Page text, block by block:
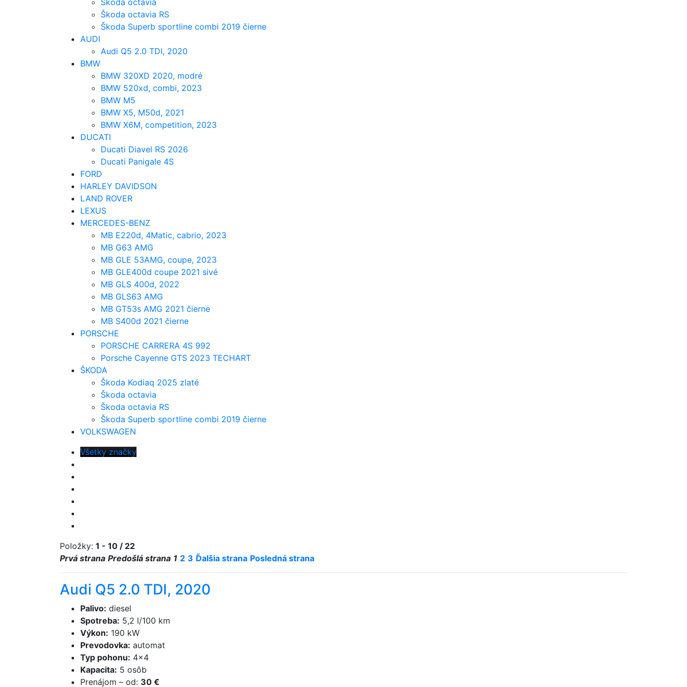
Všetky značky
Položky: 1 - 10 / 22
Prvá strana Predošlá strana 1 2 3 Ďalšia strana Posledná strana
Audi Q5 2.0 TDI, 2020
Palivo: diesel
Spotreba: 5,2 l/100 km
Výkon: 190 kW
Prevodovka: automat
Typ pohonu: 4×4
Kapacita: 5 osôb
Prenájom – od: 30 €
Škoda octavia
Škoda octavia RS
Škoda Superb sportline combi 2019 čierne
AUDI
Audi Q5 2.0 TDI, 2020
BMW
BMW 320XD 2020, modré
BMW 520xd, combi, 2023
BMW M5
BMW X5, M50d, 2021
BMW X6M, competition, 2023
DUCATI
Ducati Diavel RS 2026
Ducati Panigale 4S
FORD
HARLEY DAVIDSON
LAND ROVER
LEXUS
MERCEDES-BENZ
MB E220d, 4Matic, cabrio, 2023
MB G63 AMG
MB GLE 53AMG, coupe, 2023
MB GLE400d coupe 2021 sivé
MB GLS 400d, 2022
MB GLS63 AMG
MB GT53s AMG 2021 čierne
MB S400d 2021 čierne
PORSCHE
PORSCHE CARRERA 4S 992
Porsche Cayenne GTS 2023 TECHART
ŠKODA
Škoda Kodiaq 2025 zlaté
Škoda octavia
Škoda octavia RS
Škoda Superb sportline combi 2019 čierne
VOLKSWAGEN